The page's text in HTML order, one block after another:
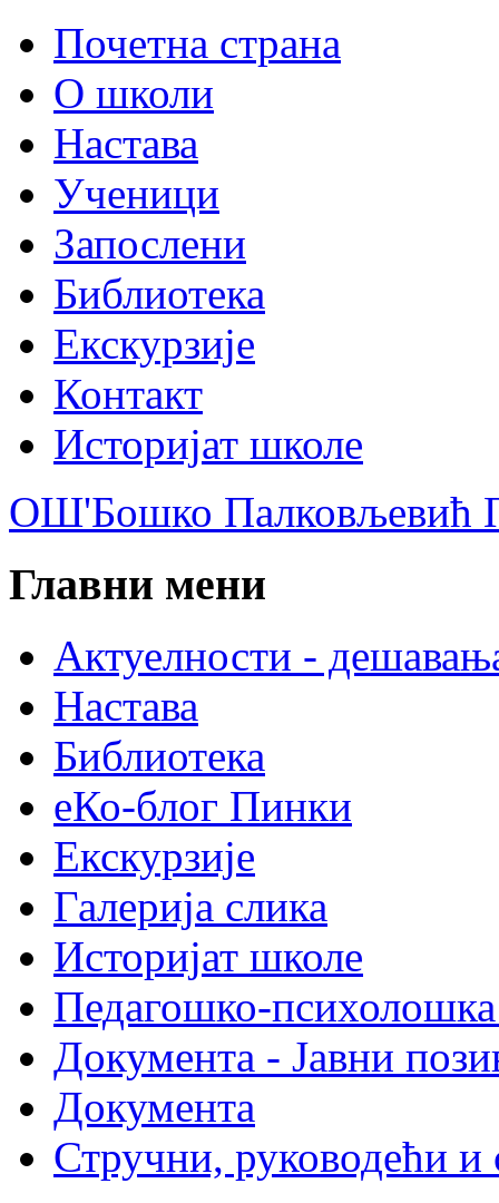
Почетна страна
О школи
Настава
Ученици
Запослени
Библиотека
Екскурзије
Контакт
Историјат школе
ОШ'Бошко Палковљевић
Главни мени
Актуелности -
Настава
Библиотека
еКо-блог Пинки
Екскурзије
Галерија слика
Историјат школе
Педагошко-психолошка
Документа - Јавни
Документа
Стручни, руководећи и